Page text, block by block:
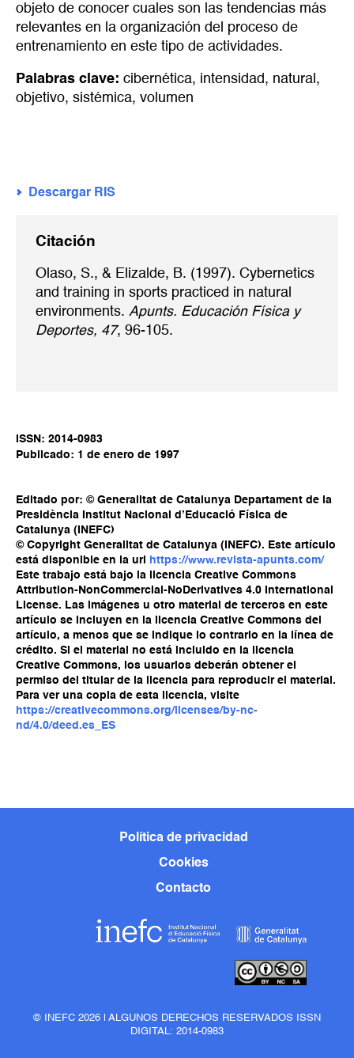
objeto de conocer cuales son las tendencias más
relevantes en la organización del proceso de
entrenamiento en este tipo de actividades.
Palabras clave: cibernética, intensidad, natural ,
objetivo, sistémica, volumen
Descargar RIS
Citación
Olaso, S., & Elizalde, B. (1997). Cybernetics
and training in sports practiced in natural
environments. Apunts. Educación Física y
Deportes, 47, 96-105.
ISSN: 2014-0983
Publicado: 1 de enero de 1997
Editado por: © Generalitat de Catalunya Departament de la
Presidència Institut Nacional d’Educació Física de
Catalunya (INEFC)
© Copyright Generalitat de Catalunya (INEFC). Este artículo
está disponible en la url
https://www.revista-apunts.com/
Este trabajo está bajo la licencia Creative Commons
Attribution-NonCommercial-NoDerivatives 4.0 International
License. Las imágenes u otro material de terceros en este
artículo se incluyen en la licencia Creative Commons del
artículo, a menos que se indique lo contrario en la línea de
crédito. Si el material no está incluido en la licencia
Creative Commons, los usuarios deberán obtener el
permiso del titular de la licencia para reproducir el material.
Para ver una copia de esta licencia, visite
https://creativecommons.org/licenses/by-nc-
nd/4.0/deed.es_ES
Política de privacidad
Cookies
Contacto
© INEFC 2026 | ALGUNOS DERECHOS RESERVADOS ISSN
DIGITAL: 2014-0983